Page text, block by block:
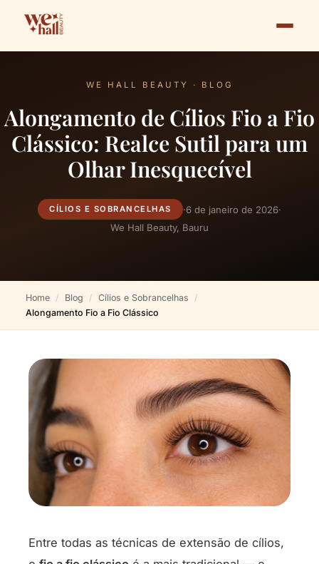
WE HALL BEAUTY · BLOG
Alongamento de Cílios Fio a Fio
Clássico: Realce Sutil para um
Olhar Inesquecível
CÍLIOS E SOBRANCELHAS ·6 de janeiro de 2026·
We Hall Beauty, Bauru
Home Blog
Cílios e Sobrancelhas
Alongamento Fio a Fio Clássico
Entre todas as técnicas de extensão de cílios,